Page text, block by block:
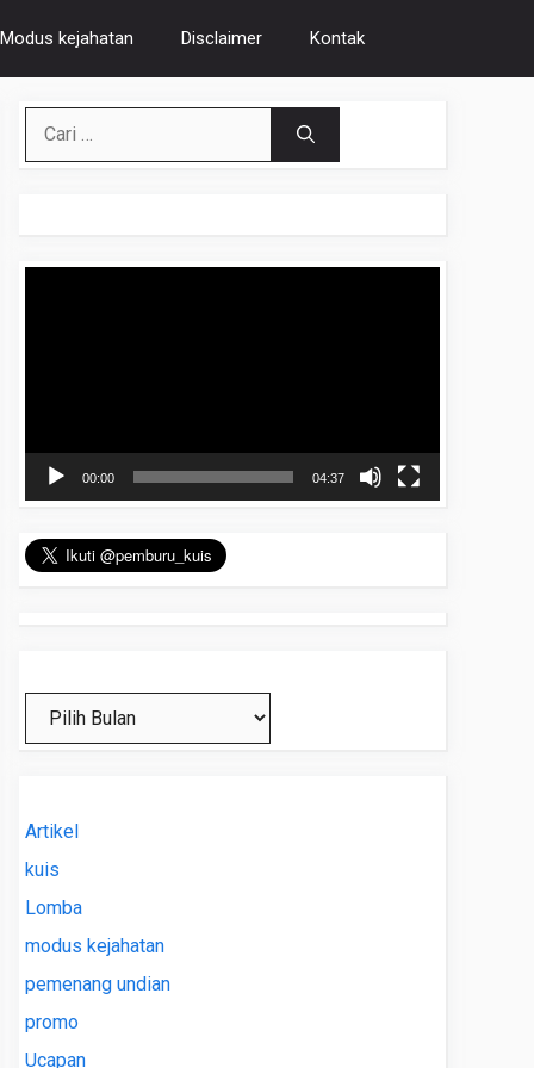
Modus kejahatan Disclaimer Kontak
untuk:
00:00 04:37
Artikel
kuis
Lomba
modus kejahatan
pemenang undian
promo
Ucapan